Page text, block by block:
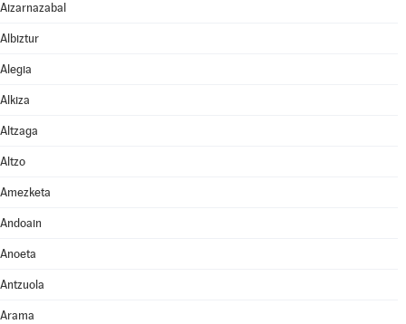
Aizarnazabal
Albiztur
Alegia
Alkiza
Altzaga
Altzo
Amezketa
Andoain
Anoeta
Antzuola
Arama